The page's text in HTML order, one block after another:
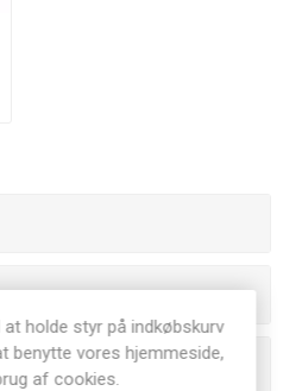
holde styr på indkøbskurv
benytte vores hjemmeside,
af cookies.